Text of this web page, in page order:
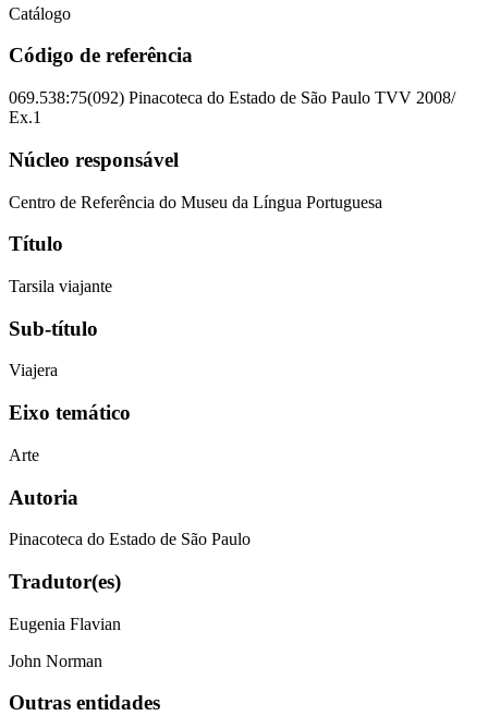
Catálogo
Código de referência
069.538:75(092) Pinacoteca do Estado de São Paulo TVV 2008/
Ex.1
Núcleo responsável
Centro de Referência do Museu da Língua Portuguesa
Título
Tarsila viajante
Sub-título
Viajera
Eixo temático
Arte
Autoria
Pinacoteca do Estado de São Paulo
Tradutor(es)
Eugenia Flavian
John Norman
Outras entidades